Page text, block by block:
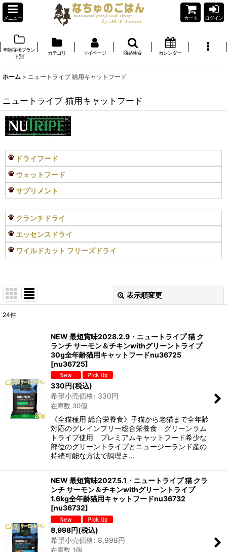
メニュー カート ログイン
年齢症状ブラン
ド別
カテゴリ マイページ 商品検索 カレンダー
ホーム > ニュートライプ 猫用キャットフード
ニュートライプ 猫用キャットフード
ドライフード
ウェットフード
サプリメント
クランチドライ
エッセンスドライ
ワイルドカット フリーズドライ
表示順変更
絞り込む
24件
NEW 最短賞味2028.2.9・ニュートライプ 猫 ク
ランチ サーモン＆チキンwithグリーントライプ
30g全年齢猫用キャットフードnu36725
[nu36725]
330 円(税込)
希望小売価格: 330円
在庫数 30個
《全猫種用 総合栄養食》子猫から老猫まで全年齢
対応のグレインフリー総合栄養食 グリーンラム
トライプ使用 プレミアムキャットフード希少な
部位のグリーントライプとニュージーランド産の
持続可能な方法で調理さ…
NEW 最短賞味2027.5.1・ニュートライプ 猫 クラ
ンチ サーモン＆チキンwithグリーントライプ
1.6kg全年齢猫用キャットフードnu36732
[nu36732]
8,998円(税込)
希望小売価格: 8,998円
在庫数 1個